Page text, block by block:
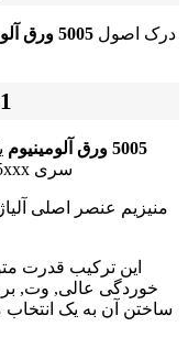
درک اصول 5005 ورق آلومینیوم
1.1
5005 ورق آلومینیوم
سری 5xxx آلومینیوم ماگانسیوم است (ال مگ) آلیاژ.
منیزیم عنصر اصلی
این ترکیب قدرت
خوردگی عالی, وت,
ساختن آن به یک انتخاب